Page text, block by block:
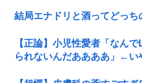
結局エナドリと酒ってどっち
【正論】小児性愛者「なん
られないんだああああ」←い